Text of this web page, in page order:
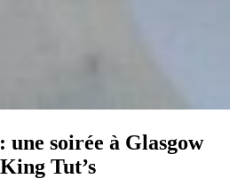
une soirée à Glasgow
Tut’s